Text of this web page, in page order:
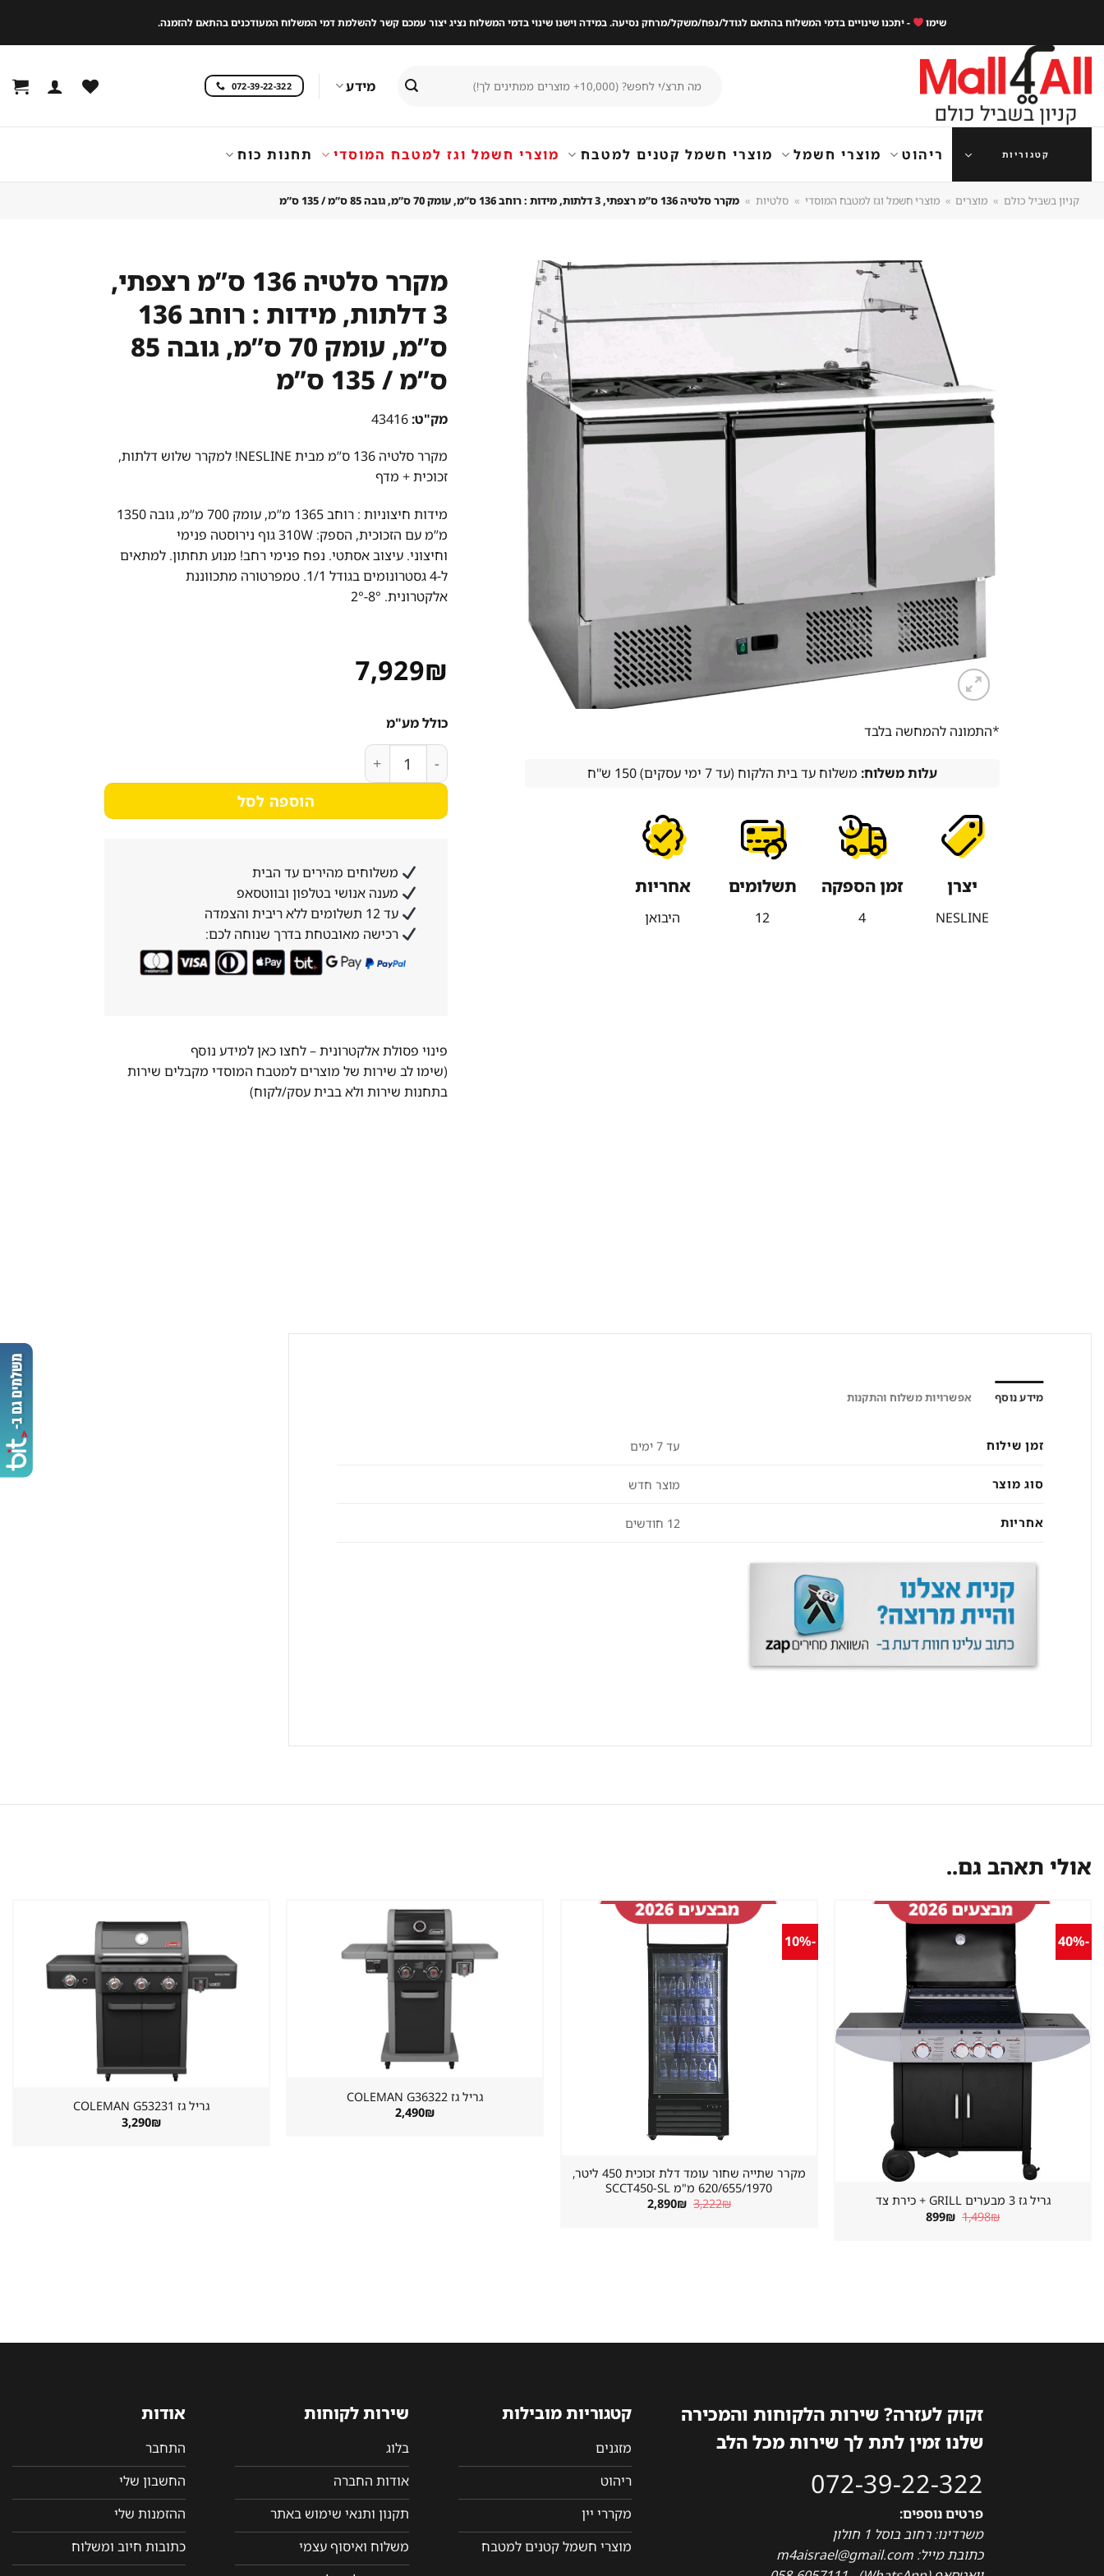
content
שימו - יתכנו שינויים בדמי המשלוח בהתאם לגודל/נפח/משקל/מרחק נסיעה. במידה וישנו שינוי בדמי המשלוח נציג יצור עמכם קשר להשלמת דמי המשלוח המעודכנים בהתאם להזמנה.
עבור:
מידע 072-39-22-322
קטגוריות ריהוט מוצרי חשמל מוצרי חשמל קטנים למטבח מוצרי חשמל וגז למטבח המוסדי תחנות כוח
קניון בשביל כולם » מוצרים » מוצרי חשמל וגז למטבח המוסדי » סלטיות » מקרר סלטיה 136 ס”מ רצפתי, 3 דלתות, מידות : רוחב 136 ס”מ, עומק 70 ס”מ, גובה 85 ס”מ / 135 ס”מ
שמור
מוצר
במועדפים
*התמונה להמחשה בלבד
עלות משלוח: משלוח עד בית הלקוח (עד 7 ימי עסקים) 150 ש''ח
יצרן
NESLINE
זמן הספקה
4
תשלומים
12
אחריות
היבואן
מקרר סלטיה 136 ס”מ רצפתי,
3 דלתות, מידות : רוחב 136
ס”מ, עומק 70 ס”מ, גובה 85
ס”מ / 135 ס”מ
מק"ט:
מקרר סלטיה 136 ס”מ מבית NESLINE! למקרר שלוש דלתות,
זכוכית + מדף
מידות חיצוניות : רוחב 1365 מ”מ, עומק 700 מ”מ, גובה 1350
מ”מ עם הזכוכית, הספק: 310W גוף נירוסטה פנימי
וחיצוני. עיצוב אסתטי. נפח פנימי רחב! מנוע תחתון. למתאים
ל-4 גסטרונומים בגודל 1/1. טמפרטורה מתכווננת
אלקטרונית. 8°-2°
7,929₪
כולל מע"מ
כמות של מקרר סלטיה 136 ס”מ רצפתי, 3 דלתות, מידות : רוחב 136 ס”מ, עומק 70 ס”מ, גובה 85 ס”מ / 135 ס”מ
הוספה לסל
משלוחים מהירים עד הבית
מענה אנושי בטלפון ובווטסאפ
עד 12 תשלומים ללא ריבית והצמדה
רכישה מאובטחת בדרך שנוחה לכם:
פינוי פסולת אלקטרונית –לחצו כאן למידע נוסף
(שימו לב שירות של מוצרים למטבח המוסדי מקבלים שירות
בתחנות שירות ולא בבית עסק/לקוח)
מידע נוסף אפשרויות משלוח והתקנות
זמן שילוח עד 7 ימים
סוג מוצר מוצר חדש
אחריות 12 חודשים
אולי תאהב גם..
-40%
גריל גז 3 מבערים GRILL + כירת צד
1,498₪ המחיר
המקורי
899₪ המחיר
-10%
מקרר שתייה שחור עומד דלת זכוכית 450 ליטר,
620/655/1970 מ"מ SCCT450-SL
3,222₪ המחיר
המקורי
2,890₪ המחיר
גריל גז ⁦COLEMAN G36322⁩
2,490₪
גריל גז ⁦COLEMAN G53231⁩
3,290₪
זקוק לעזרה? שירות הלקוחות והמכירה
שלנו זמין לתת לך שירות מכל הלב
072-39-22-322
פרטים נוספים:
משרדינו: רחוב בוסל 1 חולון
כתובת מייל: m4aisrael@gmail.com
קטגוריות מובילות
מזגנים
ריהוט
מקררי יין
מוצרי חשמל קטנים למטבח
שירות לקוחות
בלוג
אודות החברה
תקנון ותנאי שימוש באתר
משלוח ואיסוף עצמי
אודות
התחבר
החשבון שלי
ההזמנות שלי
כתובות חיוב ומשלוח